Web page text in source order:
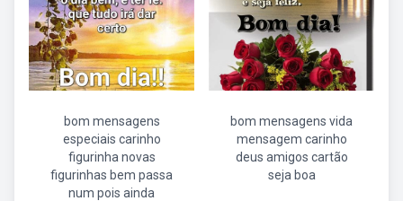
bom mensagens
especiais carinho
figurinha novas
figurinhas bem passa
num pois ainda
bom mensagens vida
mensagem carinho
deus amigos cartão
seja boa